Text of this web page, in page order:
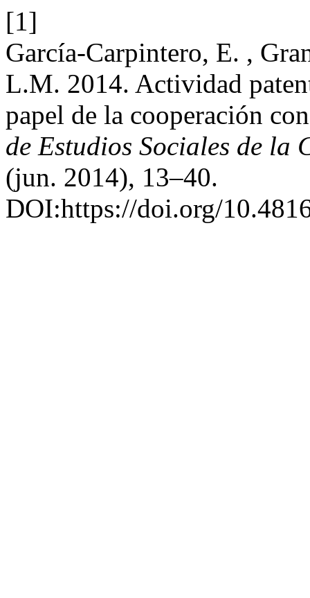
[1]
García-Carpintero, E. ,
L.M. 2014. Actividad
papel de la cooperación
de Estudios Sociales de la
(jun. 2014), 13–40.
DOI:https://doi.org/